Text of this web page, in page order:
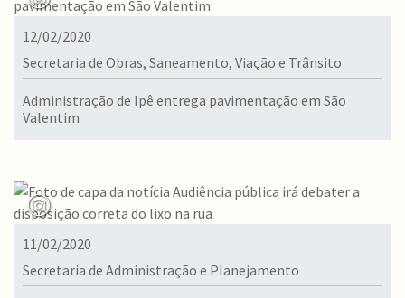
12/02/2020
Secretaria de Obras, Saneamento, Viação e Trânsito
Administração de Ipê entrega pavimentação em São
Valentim
11/02/2020
Secretaria de Administração e Planejamento